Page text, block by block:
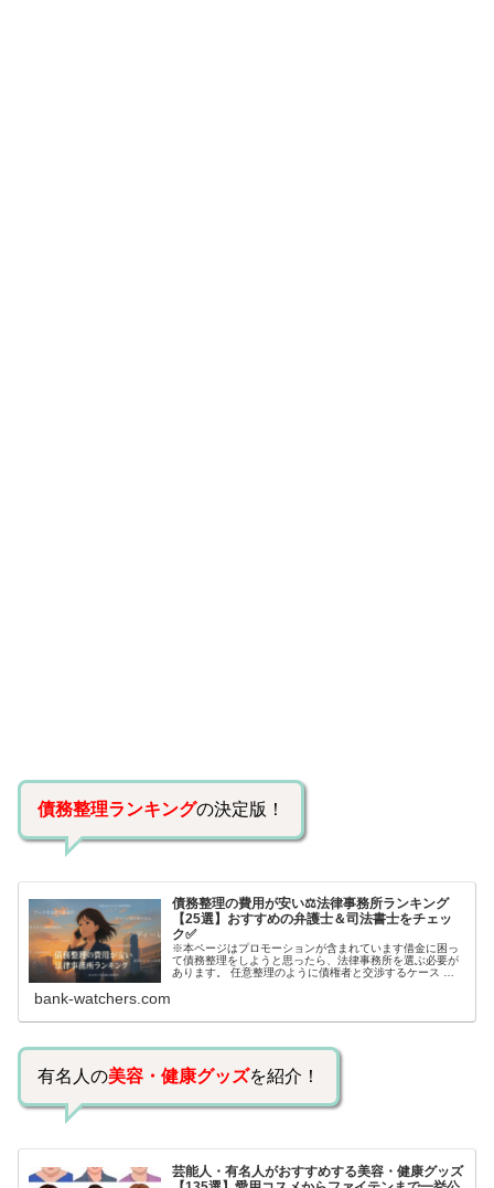
債務整理ランキングの決定版！
債務整理の費用が安い⚖️法律事務所ランキング
【25選】おすすめの弁護士＆司法書士をチェッ
ク✅
※本ページはプロモーションが含まれています借金に困っ
て債務整理をしようと思ったら、法律事務所を選ぶ必要が
あります。 任意整理のように債権者と交渉するケース 自
bank-watchers.com
有名人の美容・健康グッズを紹介！
芸能人・有名人がおすすめする美容・健康グッズ